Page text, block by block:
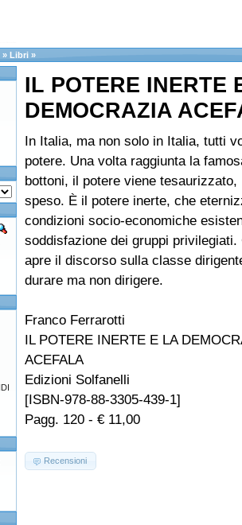
» Libri »
IL POTERE INERTE
DEMOCRAZIA
In Italia, ma non solo in Italia, tutti
potere. Una volta raggiunta la
bottoni, il potere viene tesaurizzato,
speso. È il potere inerte, che
condizioni socio-economiche
soddisfazione dei gruppi privilegiati.
apre il discorso sulla classe
durare ma non dirigere.
Franco Ferrarotti
IL POTERE INERTE E LA
ACEFALA
Edizioni Solfanelli
[ISBN-978-88-3305-439-1]
Pagg. 120 - € 11,00
Recensioni